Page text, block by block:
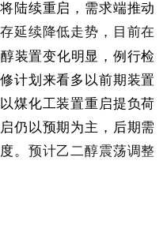
陆续重启，需求端推动
延续降低走势，目前在
装置变化明显，例行检
计划来看多以前期装置
煤化工装置重启提负荷
仍以预期为主，后期需
。 预计乙二醇震荡调整